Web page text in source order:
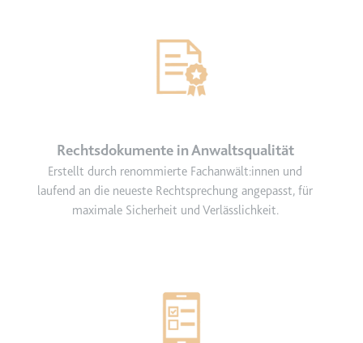
Rechtsdokumente in Anwaltsqualität
Erstellt durch renommierte Fachanwält:innen und
laufend an die neueste Rechtsprechung angepasst, für
maximale Sicherheit und Verlässlichkeit.